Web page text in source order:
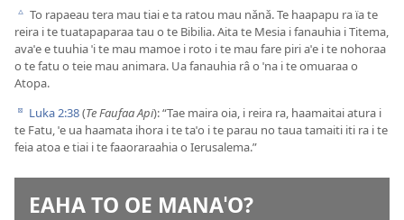
c To rapaeau tera mau tiai e ta ratou mau nǎnǎ. Te haapapu ra ïa te
reira i te tuatapaparaa tau o te Bibilia. Aita te Mesia i fanauhia i Titema,
avaˈe e tuuhia ˈi te mau mamoe i roto i te mau fare piri aˈe i te nohoraa
o te fatu o teie mau animara. Ua fanauhia râ o ˈna i te omuaraa o
Atopa.
d Luka 2:38(Te Faufaa Api): “Tae maira oia, i reira ra, haamaitai atura i
te Fatu, ˈe ua haamata ihora i te taˈo i te parau no taua tamaiti iti ra i te
feia atoa e tiai i te faaoraraahia o Ierusalema.”
EAHA TO OE MANAˈO?